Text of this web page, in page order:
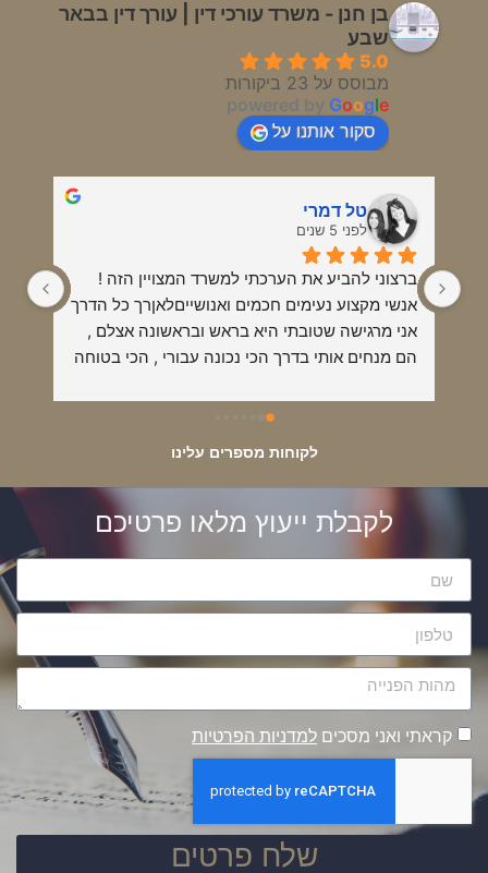
בן חנן - משרד עורכי דין | עורך דין בבאר
שבע
5.0
מבוסס על 23 ביקורות
powered by Google
סקור אותנו על
טל דמרי
לפני 5 שנים
ברצוני להביע את הערכתי למשרד המצויין הזה !
אנשי מקצוע נעימים חכמים ואנושייםלאןרך כל הדרך
לקוחות מספרים עלינו
לקבלת ייעוץ מלאו פרטיכם
קראתי ואני מסכים למדניות הפרטיות
שלח פרטים